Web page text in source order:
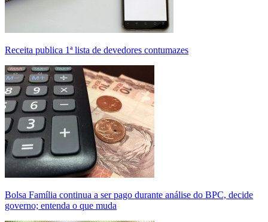
Receita publica 1ª lista de devedores contumazes
Bolsa Família continua a ser pago durante análise do BPC, decide
governo; entenda o que muda